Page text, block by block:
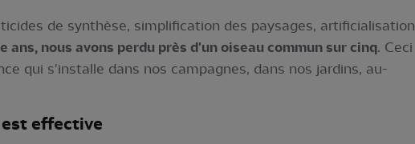
de synthèse, simplification des paysages, artificialisation
ans, nous avons perdu près d'un oiseau commun sur cinq. Ceci
qui s'installe dans nos campagnes, dans nos jardins, au-
effective